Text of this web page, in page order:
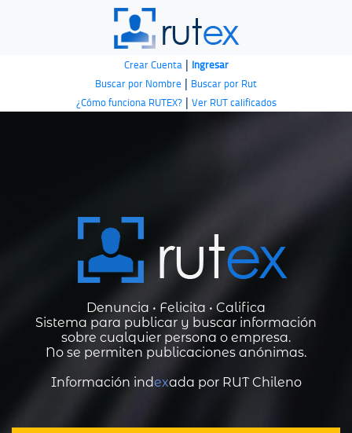
Crear Cuenta| Ingresar
Buscar por Nombre | Buscar por Rut
¿Cómo funciona RUTEX?| Ver RUT calificados
Denuncia • Felicita • Califica
Sistema para publicar y buscar información
sobre cualquier persona o empresa.
No se permiten publicaciones anónimas.
Información indexada por RUT Chileno